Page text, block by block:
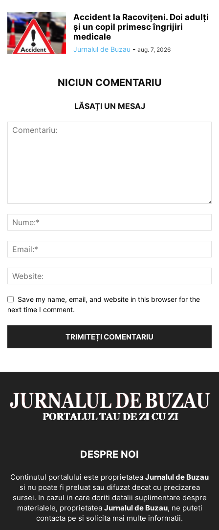
Accident la Racovițeni. Doi adulți
și un copil primesc îngrijiri
medicale
Jurnalul de Buzau - aug. 7, 2026
NICIUN COMENTARIU
LĂSAȚI UN MESAJ
Save my name, email, and website in this browser for the
next time I comment.
DESPRE NOI
Continutul portalului este proprietatea Jurnalul de Buzau
si nu poate fi preluat sau difuzat decat cu precizarea
sursei. In cazul in care doriti detalii suplimentare despre
materialele, proprietatea Jurnalul de Buzau, ne puteti
contacta pe si solicita mai multe informatii.